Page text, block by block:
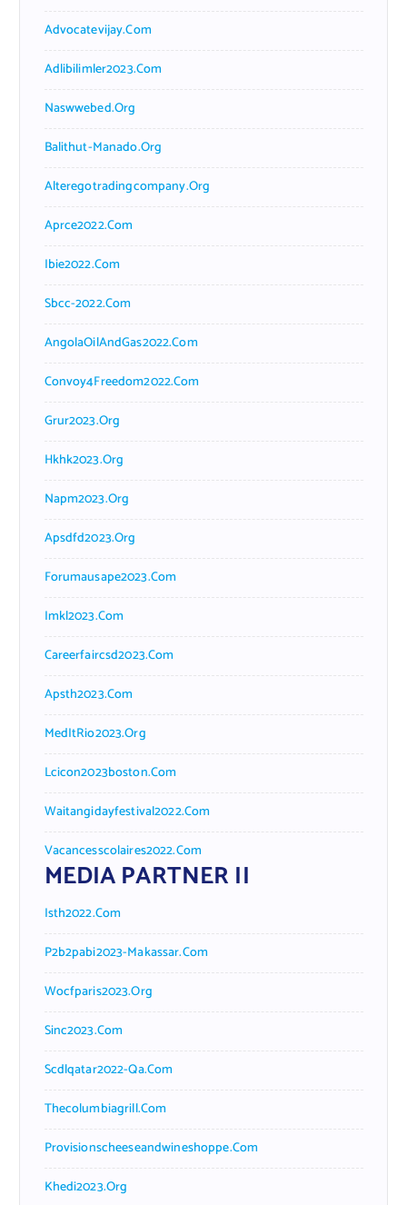
Advocatevijay.com
Adlibilimler2023.com
Naswwebed.org
Balithut-Manado.org
Alteregotradingcompany.org
Aprce2022.com
Ibie2022.com
Sbcc-2022.com
AngolaOilAndGas2022.com
Convoy4Freedom2022.com
Grur2023.org
Hkhk2023.org
Napm2023.org
Apsdfd2023.org
Forumausape2023.com
Imkl2023.com
Careerfaircsd2023.com
Apsth2023.com
MedItRio2023.org
Lcicon2023boston.com
Waitangidayfestival2022.com
Vacancesscolaires2022.com
MEDIA PARTNER II
Isth2022.com
P2b2pabi2023-Makassar.com
Wocfparis2023.org
Sinc2023.com
Scdlqatar2022-Qa.com
Thecolumbiagrill.com
Provisionscheeseandwineshoppe.com
Khedi2023.org